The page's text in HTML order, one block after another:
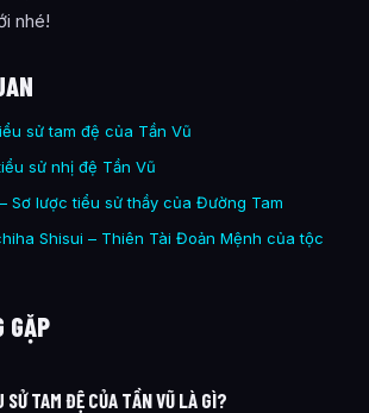
nhé!
sử tam đệ của Tần Vũ
sử nhị đệ Tần Vũ
Sơ lược tiểu sử thầy của Đường Tam
Shisui – Thiên Tài Đoản Mệnh của tộc
GẶP
SỬ TAM ĐỆ CỦA TẦN VŨ LÀ GÌ?